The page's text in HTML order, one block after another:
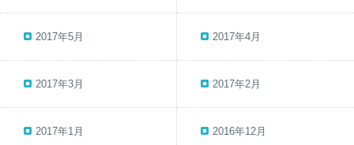
2017年5月 2017年4月
2017年3月 2017年2月
2017年1月 2016年12月